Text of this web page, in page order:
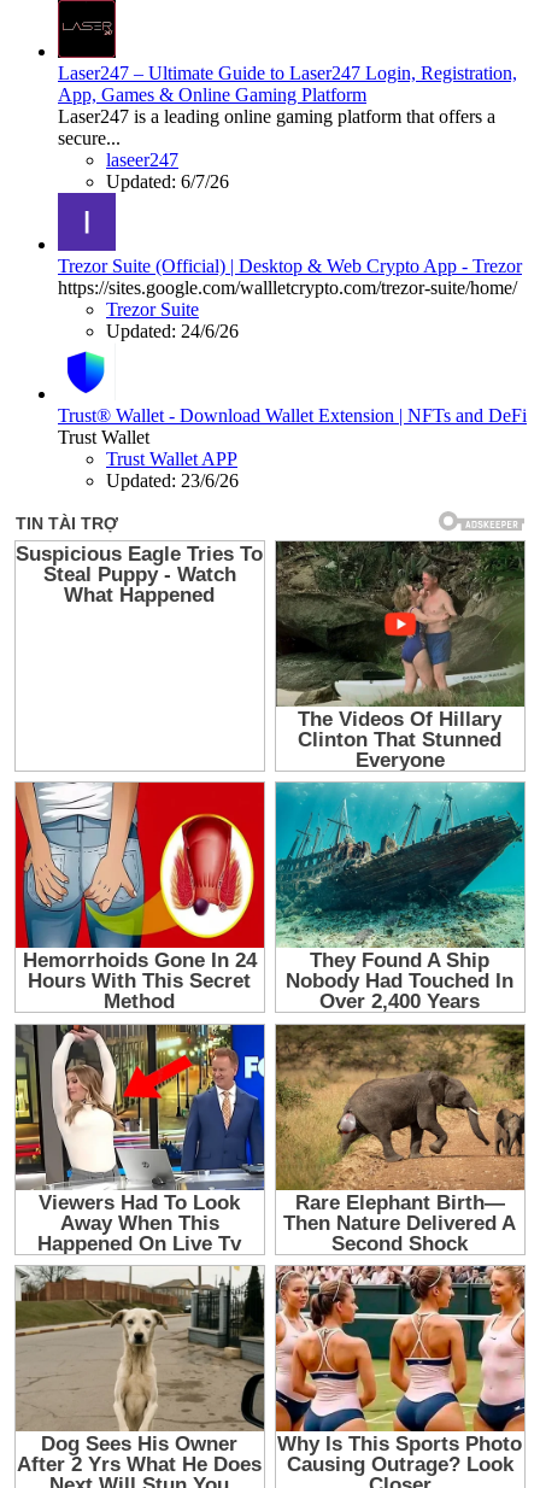
Laser247 – Ultimate Guide to Laser247 Login, Registration,
App, Games & Online Gaming Platform
Laser247 is a leading online gaming platform that offers a
secure...
laseer247
Updated: 6/7/26
Trezor Suite (Official) | Desktop & Web Crypto App - Trezor
https://sites.google.com/wallletcrypto.com/trezor-suite/home/
Trezor Suite
Updated: 24/6/26
Trust® Wallet - Download Wallet Extension | NFTs and DeFi
Trust Wallet
Trust Wallet APP
Updated: 23/6/26